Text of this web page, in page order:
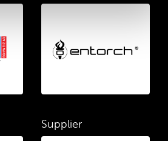
Supplier